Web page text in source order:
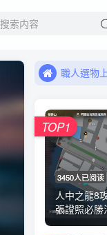
職人選物
職人選物
3450人已阅读
人中之龍8
張證照必
TOP1